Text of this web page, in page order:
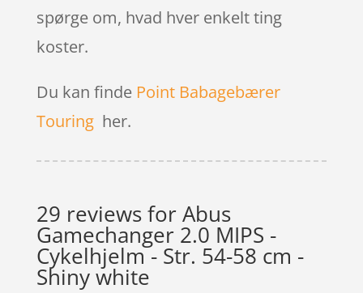
spørge om, hvad hver enkelt ting
koster.
Du kan finde Point Babagebærer
Touringher.
29 reviews forAbus
Gamechanger 2.0 MIPS -
Cykelhjelm - Str. 54-58 cm -
Shiny white